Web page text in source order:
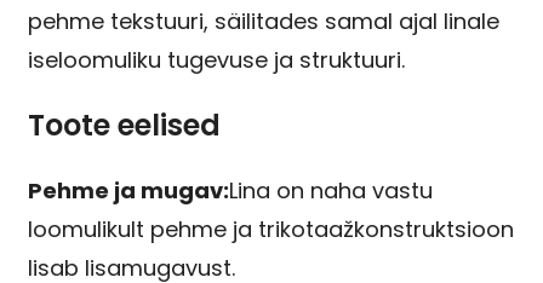
pehme tekstuuri, säilitades samal ajal linale
iseloomuliku tugevuse ja struktuuri.
Toote eelised
Pehme ja mugav:Lina on naha vastu
loomulikult pehme ja trikotaažkonstruktsioon
lisab lisamugavust.